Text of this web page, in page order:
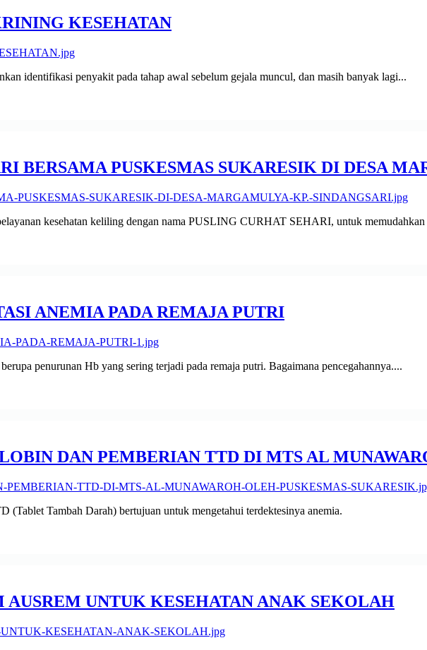
KESEHATAN
identifikasi penyakit pada tahap awal sebelum gejala muncul, dan masih banyak lagi...
BERSAMA PUSKESMAS SUKARESIK DI DESA
kesehatan keliling dengan nama PUSLING CURHAT SEHARI, untuk memudahkan
ANEMIA PADA REMAJA PUTRI
penurunan Hb yang sering terjadi pada remaja putri. Bagaimana pencegahannya....
DAN PEMBERIAN TTD DI MTS AL
(Tablet Tambah Darah) bertujuan untuk mengetahui terdektesinya anemia.
AUSREM UNTUK KESEHATAN ANAK SEKOLAH